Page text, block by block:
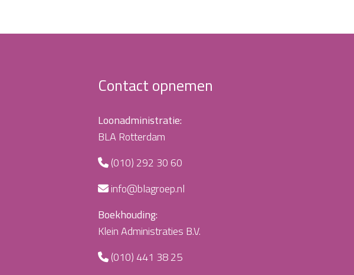
Contact opnemen
Loonadministratie:
BLA Rotterdam
(010) 292 30 60
info@blagroep.nl
Boekhouding:
Klein Administraties B.V.
(010) 441 38 25